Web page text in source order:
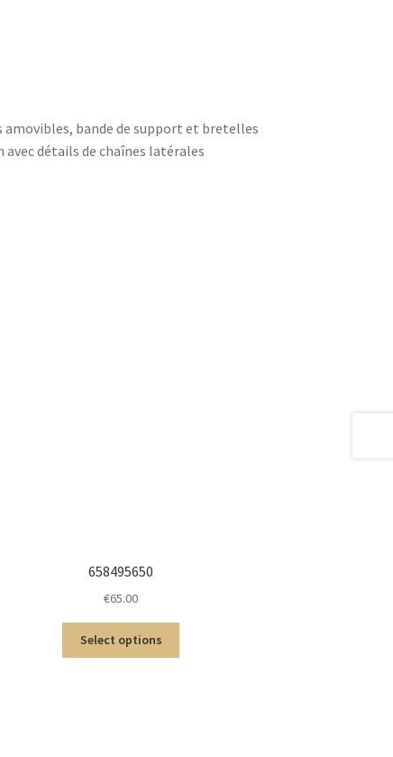
amovibles, bande de support et bretelles
détails de chaînes latérales
658495650
€65.00
Select options